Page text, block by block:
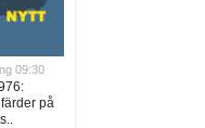
09:30
på